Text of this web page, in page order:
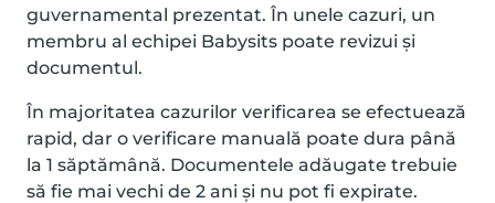
guvernamental prezentat. În unele cazuri, un
membru al echipei Babysits poate revizui și
documentul.
În majoritatea cazurilor verificarea se efectuează
rapid, dar o verificare manuală poate dura până
la 1 săptămână. Documentele adăugate trebuie
să fie mai vechi de 2 ani și nu pot fi expirate.